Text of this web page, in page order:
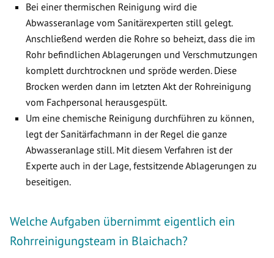
Bei einer thermischen Reinigung wird die
Abwasseranlage vom Sanitärexperten still gelegt.
Anschließend werden die Rohre so beheizt, dass die im
Rohr befindlichen Ablagerungen und Verschmutzungen
komplett durchtrocknen und spröde werden. Diese
Brocken werden dann im letzten Akt der Rohreinigung
vom Fachpersonal herausgespült.
Um eine chemische Reinigung durchführen zu können,
legt der Sanitärfachmann in der Regel die ganze
Abwasseranlage still. Mit diesem Verfahren ist der
Experte auch in der Lage, festsitzende Ablagerungen zu
beseitigen.
Welche Aufgaben übernimmt eigentlich ein
Rohrreinigungsteam in Blaichach?